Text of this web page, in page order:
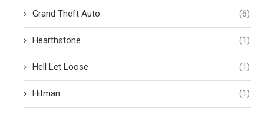
Grand Theft Auto (6)
Hearthstone (1)
Hell Let Loose (1)
Hitman (1)